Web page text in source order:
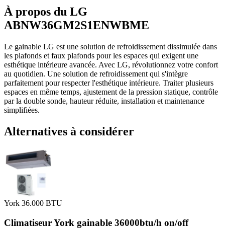
À propos du LG
ABNW36GM2S1ENWBME
Le gainable LG est une solution de refroidissement dissimulée dans
les plafonds et faux plafonds pour les espaces qui exigent une
esthétique intérieure avancée. Avec LG, révolutionnez votre confort
au quotidien. Une solution de refroidissement qui s'intègre
parfaitement pour respecter l'esthétique intérieure. Traiter plusieurs
espaces en même temps, ajustement de la pression statique, contrôle
par la double sonde, hauteur réduite, installation et maintenance
simplifiées.
Alternatives à considérer
York 36.000 BTU
Climatiseur York gainable 36000btu/h on/off